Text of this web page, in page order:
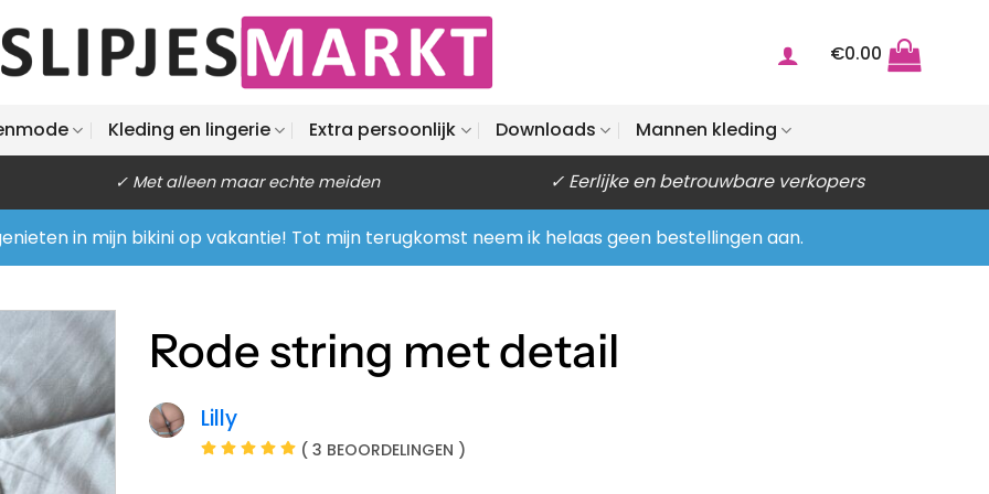
€0.00
Kleding en lingerie Extra persoonlijk Downloads Mannen kleding
✓ Met alleen maar echte meiden ✓ Eerlijke en betrouwbare verkopers
in mijn bikini op vakantie! Tot mijn terugkomst neem ik helaas geen bestellingen aan.
Rode string met detail
Lilly
( 3 BEOORDELINGEN )